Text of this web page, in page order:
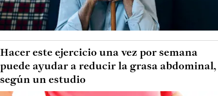
Hacer este ejercicio una vez por semana
puede ayudar a reducir la grasa abdominal,
según un estudio